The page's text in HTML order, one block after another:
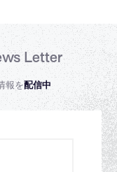
Letter
報を配信中